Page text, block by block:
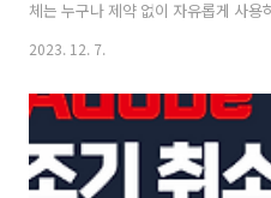
체는 누구나 제약 없이 자유롭게 사
트 다운로드 (Download) 윈도우
tabNo=4 KT_Y통합사이트 Y퓨처리
브랜드의 모든 것!
2023. 12. 7.